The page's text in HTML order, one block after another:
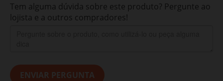
Tem alguma dúvida sobre este produto? Pergunte ao
lojista e a outros compradores!
ENVIAR PERGUNTA